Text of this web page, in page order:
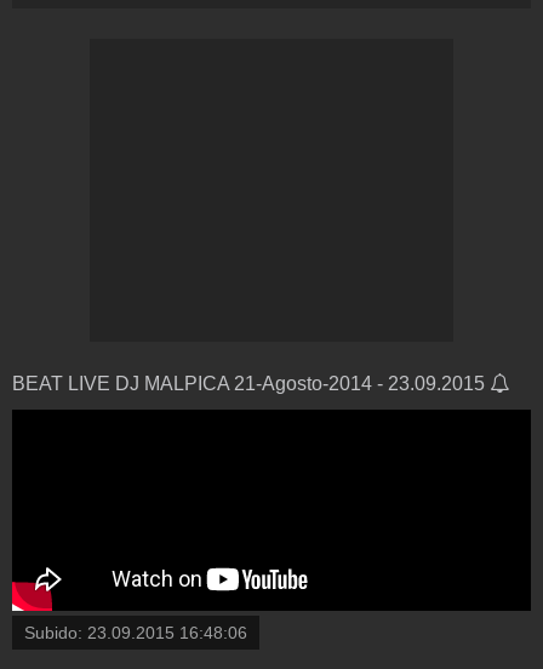
BEAT LIVE DJ MALPICA 21-Agosto-2014 - 23.09.2015
Subido: 23.09.2015 16:48:06